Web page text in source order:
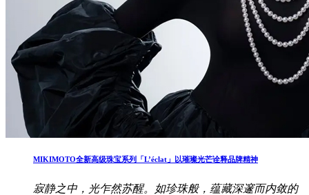
MIKIMOTO全新高级珠宝系列「L’éclat」以璀璨光芒诠释品牌精神
寂静之中，光乍然苏醒。如珍珠般，蕴藏深邃而内敛的